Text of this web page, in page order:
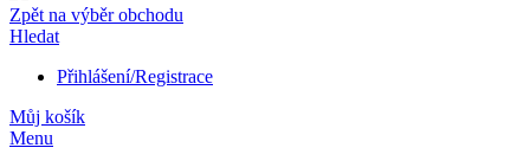
Zpět na výběr obchodu
Hledat
Přihlášení/Registrace
Můj košík
Menu